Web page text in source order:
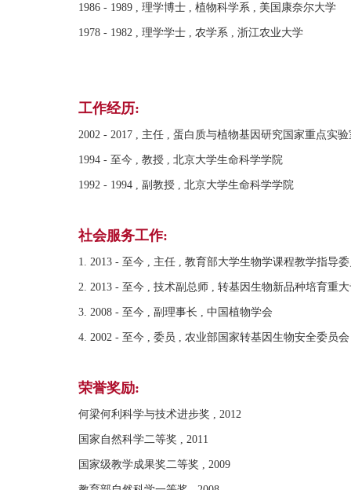
1986 - 1989 , 理学博士 , 植物科学系 , 美国康奈尔大学
1978 - 1982 , 理学学士 , 农学系 , 浙江农业大学
工作经历:
2002 - 2017 , 主任 , 蛋白质与植物基因研究国家重点实验
1994 - 至今 , 教授 , 北京大学生命科学学院
1992 - 1994 , 副教授 , 北京大学生命科学学院
社会服务工作:
1. 2013 - 至今 , 主任 , 教育部大学生物学课程教学指导
2. 2013 - 至今 , 技术副总师 , 转基因生物新品种培育重
3. 2008 - 至今 , 副理事长 , 中国植物学会
4. 2002 - 至今 , 委员 , 农业部国家转基因生物安全委员会
荣誉奖励:
何梁何利科学与技术进步奖 , 2012
国家自然科学二等奖 , 2011
国家级教学成果奖二等奖 , 2009